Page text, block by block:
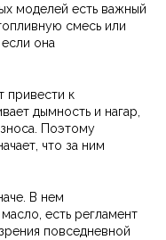
моделей есть важный
смесь или
она
привести к
дымность и нагар,
Поэтому
что за ним
В нем
есть регламент
повседневной